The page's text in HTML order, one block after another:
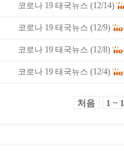
코로나 19 태국뉴스 (12/14)
코로나 19 태국뉴스 (12/9)
코로나 19 태국뉴스 (12/8)
코로나 19 태국뉴스 (12/4)
처음 1 ~